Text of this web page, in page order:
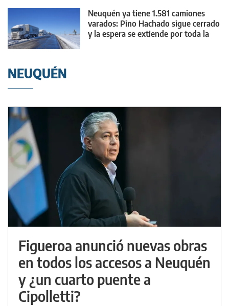
Neuquén ya tiene 1.581 camiones
varados: Pino Hachado sigue cerrado
y la espera se extiende por toda la
NEUQUÉN
Figueroa anunció nuevas obras
en todos los accesos a Neuquén
y ¿un cuarto puente a
Cipolletti?